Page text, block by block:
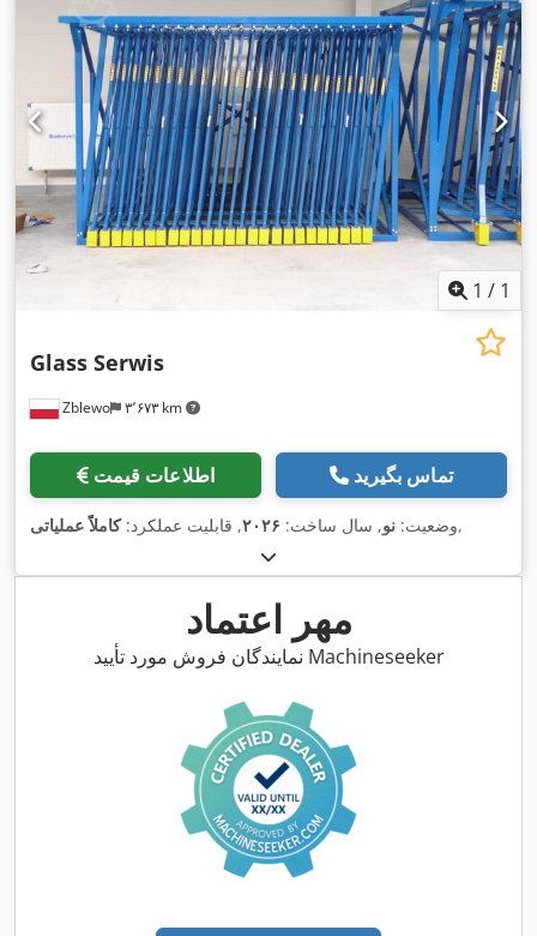
1 / 1
Zblewo ۳٬۶۷۳ km
Glass Serwis
اطلاعات قیمت تماس بگیرید
وضعیت: نو, سال ساخت: ۲۰۲۶, قابلیت عملکرد:کاملاً عملیاتی ,
مهر اعتماد
نمایندگان فروش مورد تأیید Machineseeker